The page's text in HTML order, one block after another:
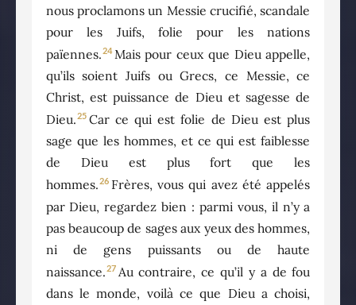
nous proclamons un Messie crucifié, scandale
pour les Juifs, folie pour les nations
païennes.24 Mais pour ceux que Dieu appelle,
qu’ils soient Juifs ou Grecs, ce Messie, ce
Christ, est puissance de Dieu et sagesse de
Dieu.25 Car ce qui est folie de Dieu est plus
sage que les hommes, et ce qui est faiblesse
de Dieu est plus fort que les
hommes.26 Frères, vous qui avez été appelés
par Dieu, regardez bien : parmi vous, il n’y a
pas beaucoup de sages aux yeux des hommes,
ni de gens puissants ou de haute
naissance.27 Au contraire, ce qu’il y a de fou
dans le monde, voilà ce que Dieu a choisi,